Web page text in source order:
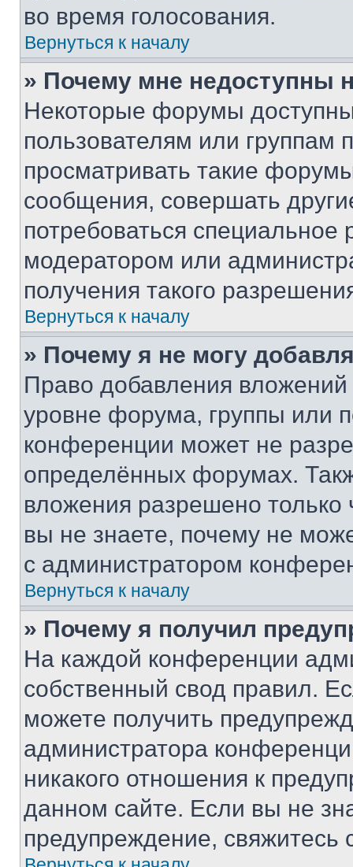
во время голосования.
Вернуться к началу
» Почему мне недоступны
Некоторые форумы
пользователям или группам
просматривать такие
сообщения, совершать
потребоваться
модератором или
получения такого
Вернуться к началу
» Почему я не могу
Право добавления
уровне форума, группы или
конференции может не
определённых форумах.
вложения разрешено
вы не знаете, почему не
с администратором
Вернуться к началу
» Почему я получил
На каждой конференции
собственный свод правил.
можете получить
администратора
никакого отношения к
данном сайте. Если вы не
предупреждение,